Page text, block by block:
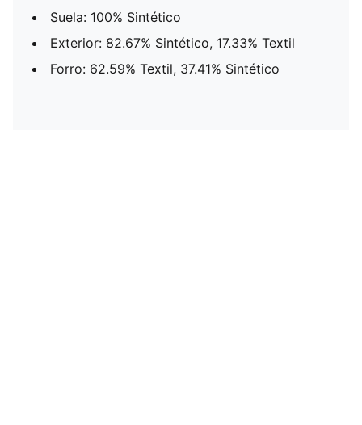
Suela: 100% Sintético
Exterior: 82.67% Sintético, 17.33% Textil
Forro: 62.59% Textil, 37.41% Sintético